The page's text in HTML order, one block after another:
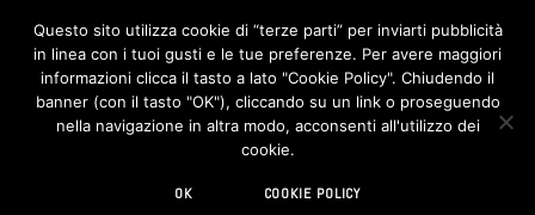
F
c
e
b
o
I
n
s
t
Questo sito utilizza cookie di “terze parti” per inviarti pubblicità
in linea con i tuoi gusti e le tue preferenze. Per avere maggiori
informazioni clicca il tasto a lato "Cookie Policy". Chiudendo il
banner (con il tasto "OK"), cliccando su un link o proseguendo
nella navigazione in altra modo, acconsenti all'utilizzo dei
cookie.
OK COOKIE POLICY